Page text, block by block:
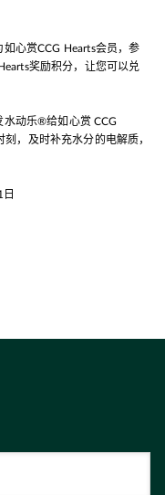
心赏CCG Hearts会员，参
奖励积分，让您可以兑
水动乐®给如心赏 CCG
，及时补充水分的电解质，